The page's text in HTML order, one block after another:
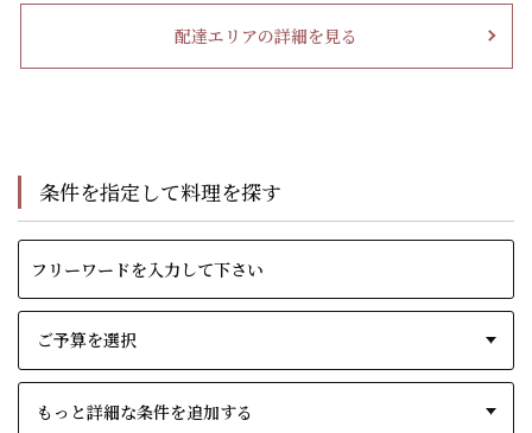
配達エリアの詳細を見る
条件を指定して料理を探す
もっと詳細な条件を追加する